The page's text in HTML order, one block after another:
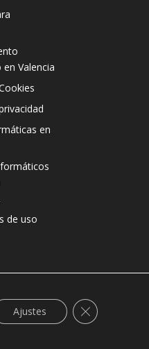
Valencia
en
de uso
Ajustes Cerrar el